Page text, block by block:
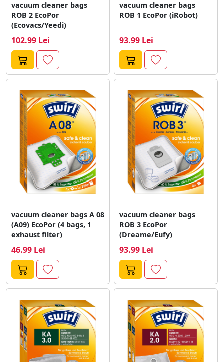
vacuum cleaner bags
ROB 2 EcoPor
(Ecovacs/Yeedi)
102.99 Lei
vacuum cleaner bags
ROB 1 EcoPor (iRobot)
93.99 Lei
vacuum cleaner bags A 08
(A09) EcoPor (4 bags, 1
exhaust filter)
46.99 Lei
vacuum cleaner bags
ROB 3 EcoPor
(Dreame/Eufy)
93.99 Lei